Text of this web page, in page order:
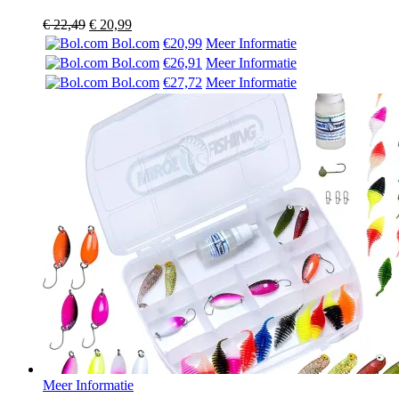
€22,49 Oorspronkelijke
prijs
was:
€ 22,49.
€ 20,99Huidige
prijs
€ 20,99.
Bol.com €20,99 Meer Informatie
Bol.com €26,91 Meer Informatie
Bol.com €27,72 Meer Informatie
Meer Informatie